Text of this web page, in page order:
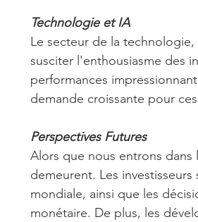
Technologie et IA
Le secteur de la
susciter l'enthousiasme des
performances
demande croissante pour
Perspectives Futures
Alors que nous entrons dans
demeurent. Les
mondiale, ainsi que les
monétaire. De plus, les